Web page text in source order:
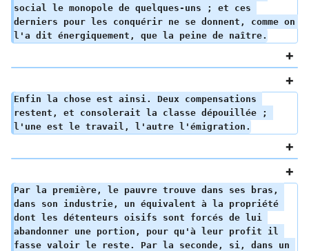
social le monopole de quelques-uns ; et ces
derniers pour les conquérir ne se donnent, comme on
l'a dit énergiquement, que la peine de naître.
Enfin la chose est ainsi. Deux compensations
restent, et consolerait la classe dépouillée ;
l'une est le travail, l'autre l'émigration.
Par la première, le pauvre trouve dans ses bras,
dans son industrie, un équivalent à la propriété
dont les détenteurs oisifs sont forcés de lui
abandonner une portion, pour qu'à leur profit il
fasse valoir le reste. Par la seconde, si, dans un